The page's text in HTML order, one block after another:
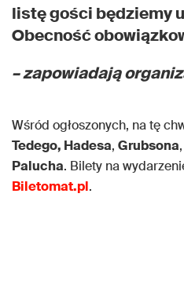
listę gości będziemy
Obecność
– zapowiadają
Wśród ogłoszonych, na tę
Tedego, Hadesa, Grubsona,
Palucha. Bilety na
Biletomat.pl.